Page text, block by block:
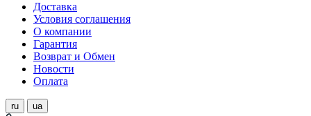
Доставка
Условия соглашения
О компании
Гарантия
Возврат и Обмен
Новости
Оплата
ru ua